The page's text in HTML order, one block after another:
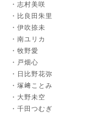
志村美咲
比良田朱里
伊吹捺未
南ユリカ
牧野愛
戸畑心
日比野花弥
塚﨑ことみ
大野未空
千田つむぎ